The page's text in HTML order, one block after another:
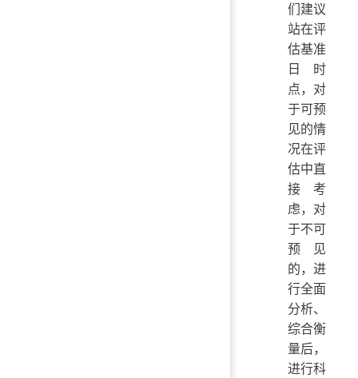
们建议
站在评
估基准
日时
点，对
于可预
见的情
况在评
估中直
接考
虑，对
于不可
预见
的，进
行全面
分析、
综合衡
量后，
进行科